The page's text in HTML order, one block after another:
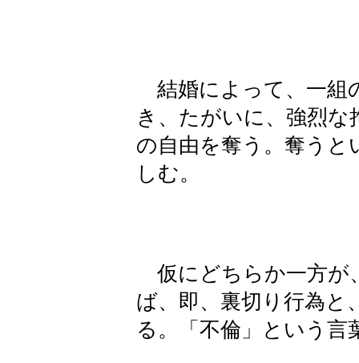
結婚によって、一組
き、たがいに、強烈
の自由を奪う。奪うと
しむ。
仮にどちらか一方が
ば、即、裏切り行為と
る。「不倫」という